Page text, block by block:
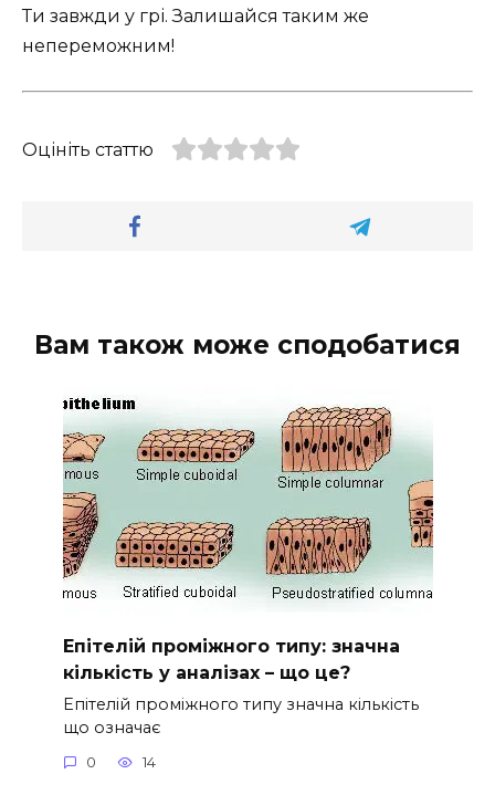
Ти завжди у грі. Залишайся таким же
непереможним!
Оцініть статтю
Вам також може сподобатися
Епітелій проміжного типу: значна
кількість у аналізах – що це?
Епітелій проміжного типу значна кількість
що означає
0 14